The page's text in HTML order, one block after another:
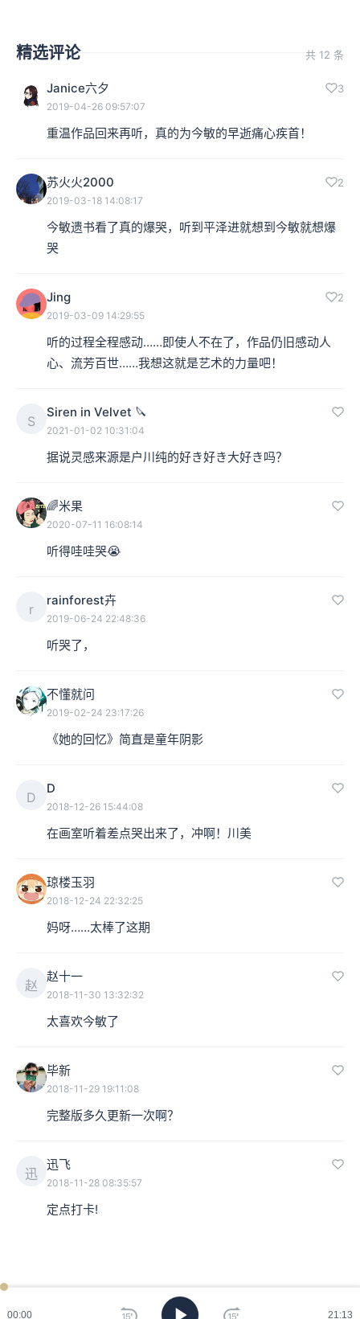
00:00 21:13
都受大友克洋的影响。
李叔：大家现在熟知的今敏，是动画导演，实际上他是以
漫画家的身份先活跃了几年时间。
在1990年的时候，他才第一次有机会接触到一些动画类的
工作，他起点有点高。他第一次在动画里做美术设定、原
画构图的作品是大友克洋公司的《老人Z》，现在说起来
其实也是一部杰作。
本集编辑：Lavie
精选评论 共 12 条
Janice六夕 3
2019-04-26 09:57:07
重温作品回来再听，真的为今敏的早逝痛心疾首！
苏火火2000 2
2019-03-18 14:08:17
今敏遗书看了真的爆哭，听到平泽进就想到今敏就想爆
哭
Jing 2
2019-03-09 14:29:55
听的过程全程感动……即使人不在了，作品仍旧感动人
心、流芳百世……我想这就是艺术的力量吧！
S
Siren in Velvet 🔪
2021-01-02 10:31:04
据说灵感来源是户川纯的好き好き大好き吗？
🌈米果
2020-07-11 16:08:14
听得哇哇哭😭
r
rainforest卉
2019-06-24 22:48:36
听哭了，
不懂就问
2019-02-24 23:17:26
《她的回忆》简直是童年阴影
D
D
2018-12-26 15:44:08
在画室听着差点哭出来了，冲啊！川美
琼楼玉羽
2018-12-24 22:32:25
妈呀……太棒了这期
赵
赵十一
2018-11-30 13:32:32
太喜欢今敏了
毕新
2018-11-29 19:11:08
完整版多久更新一次啊？
迅
迅飞
2018-11-28 08:35:57
定点打卡!